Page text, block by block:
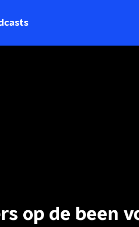
op de been